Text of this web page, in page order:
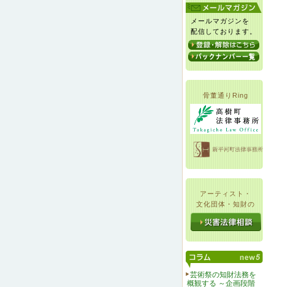
メールマガジンを
配信しております。
骨董通りRing
アーティスト・
文化団体・知財の
芸術祭の知財法務を
概観する ～企画段階